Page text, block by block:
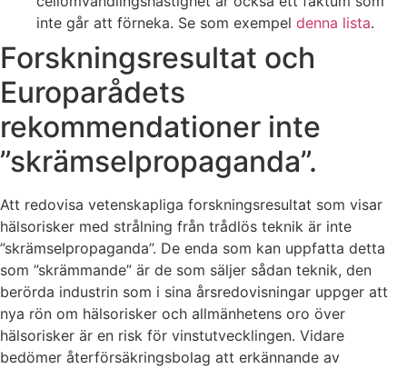
inte går att förneka. Se som exempel denna lista.
Forskningsresultat och
Europarådets
rekommendationer inte
”skrämselpropaganda”.
Att redovisa vetenskapliga forskningsresultat som visar
hälsorisker med strålning från trådlös teknik är inte
”skrämselpropaganda”. De enda som kan uppfatta detta
som ”skrämmande” är de som säljer sådan teknik, den
berörda industrin som i sina årsredovisningar uppger att
nya rön om hälsorisker och allmänhetens oro över
hälsorisker är en risk för vinstutvecklingen. Vidare
bedömer återförsäkringsbolag att erkännande av